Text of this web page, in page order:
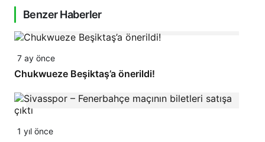
Benzer Haberler
7 ay önce
Chukwueze Beşiktaş’a önerildi!
1 yıl önce